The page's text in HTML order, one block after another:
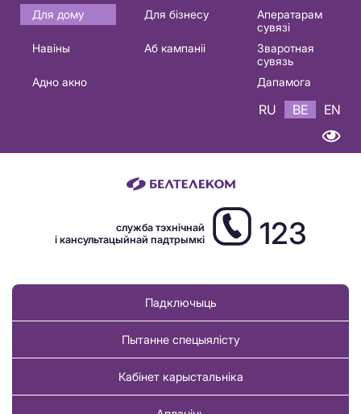
Основная
навигация
Для дому Для бізнесу
Аператарам
сувязі
Навіны
Аб кампаніі
Зваротная
сувязь
Адно акно
Дапамога
RU BE EN
служба тэхнічнай
і кансультацыйнай падтрымкі
123
Падключыць
Пытанне спецыялісту
Кабінет карыстальніка